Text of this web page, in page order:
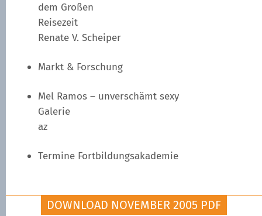
dem Großen
Reisezeit
Renate V. Scheiper
Markt & Forschung
Mel Ramos – unverschämt sexy
Galerie
az
Termine Fortbildungsakademie
DOWNLOAD NOVEMBER 2005 PDF